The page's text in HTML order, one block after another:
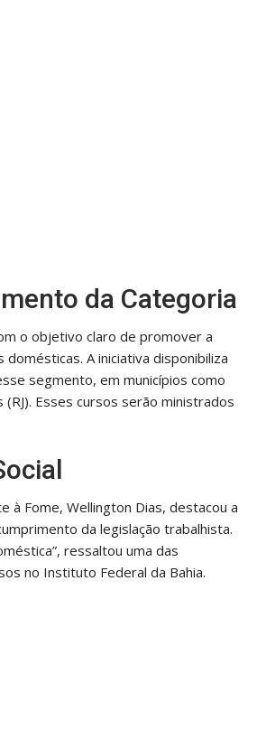
da Categoria
o objetivo claro de promover a
domésticas. A iniciativa disponibiliza
segmento, em municípios como
(RJ). Esses cursos serão ministrados
à Fome, Wellington Dias, destacou a
da legislação trabalhista.
ressaltou uma das
no Instituto Federal da Bahia.